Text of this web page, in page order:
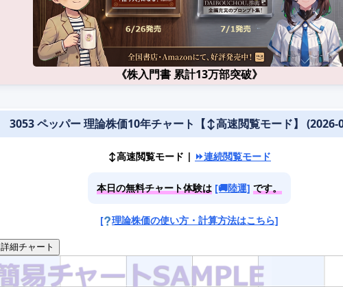
《株入門書 累計13万部突破》
3053 ペッパー 理論株価10年チャート【↕️高速閲覧モード】 (2026-
↕️高速閲覧モード | ⏩連続閲覧モード
本日の無料チャート体験は [🚚陸運] です。
[ 理論株価の使い方・計算方法はこちら]
詳細チャート